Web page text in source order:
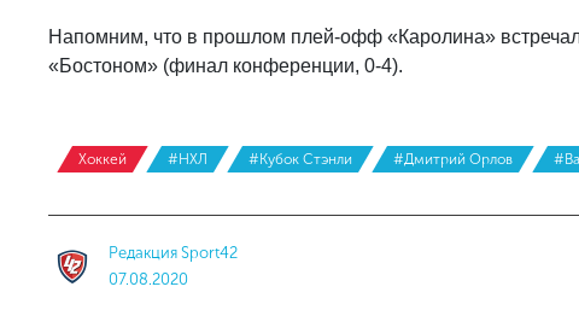
Напомним, что в прошлом плей-офф «Каролина»
«Бостоном» (финал конференции, 0-4).
Хоккей #НХЛ #Кубок Стэнли #Дмитрий Орлов
Редакция Sport42
07.08.2020